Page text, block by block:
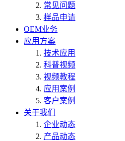
常见问题
样品申请
OEM业务
应用方案
技术应用
科普视频
视频教程
应用案例
客户案例
关于我们
企业动态
产品动态